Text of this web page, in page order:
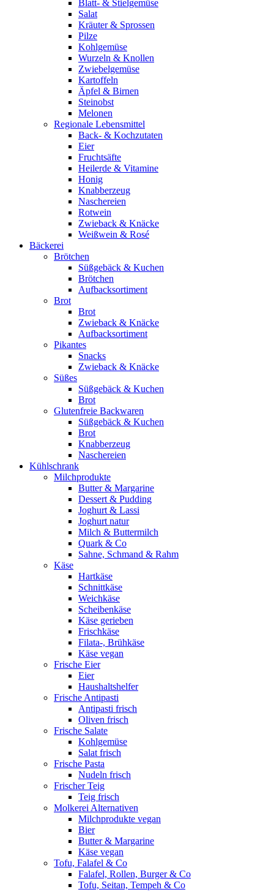
Blatt- & Stielgemüse
Salat
Kräuter & Sprossen
Pilze
Kohlgemüse
Wurzeln & Knollen
Zwiebelgemüse
Kartoffeln
Äpfel & Birnen
Steinobst
Melonen
Regionale Lebensmittel
Back- & Kochzutaten
Eier
Fruchtsäfte
Heilerde & Vitamine
Honig
Knabberzeug
Naschereien
Rotwein
Zwieback & Knäcke
Weißwein & Rosé
Bäckerei
Brötchen
Süßgebäck & Kuchen
Brötchen
Aufbacksortiment
Brot
Brot
Zwieback & Knäcke
Aufbacksortiment
Pikantes
Snacks
Zwieback & Knäcke
Süßes
Süßgebäck & Kuchen
Brot
Glutenfreie Backwaren
Süßgebäck & Kuchen
Brot
Knabberzeug
Naschereien
Kühlschrank
Milchprodukte
Butter & Margarine
Dessert & Pudding
Joghurt & Lassi
Joghurt natur
Milch & Buttermilch
Quark & Co
Sahne, Schmand & Rahm
Käse
Hartkäse
Schnittkäse
Weichkäse
Scheibenkäse
Käse gerieben
Frischkäse
Filata-, Brühkäse
Käse vegan
Frische Eier
Eier
Haushaltshelfer
Frische Antipasti
Antipasti frisch
Oliven frisch
Frische Salate
Kohlgemüse
Salat frisch
Frische Pasta
Nudeln frisch
Frischer Teig
Teig frisch
Molkerei Alternativen
Milchprodukte vegan
Bier
Butter & Margarine
Käse vegan
Tofu, Falafel & Co
Falafel, Rollen, Burger & Co
Tofu, Seitan, Tempeh & Co